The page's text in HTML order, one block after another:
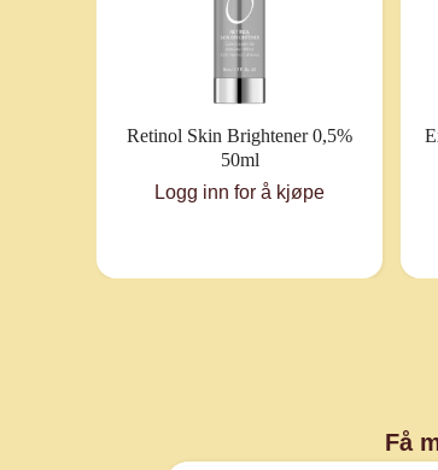
Retinol Skin Brightener 0,5%
50ml
Logg inn for å kjøpe
Få